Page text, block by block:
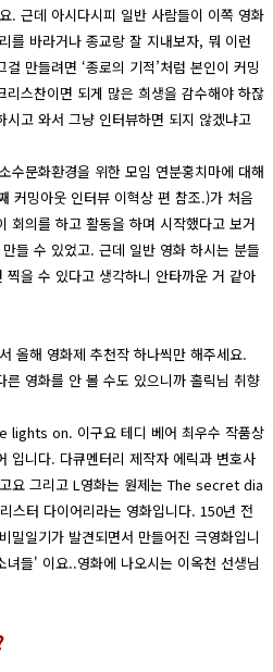
. 근데 아시다시피 일반 사람들이 이쪽 영화
를 바라거나 종교랑 잘 지내보자, 뭐 이런
만들려면 ‘종로의 기적’처럼 본인이 커밍
스찬이면 되게 많은 희생을 감수해야 하잖
고 와서 그냥 인터뷰하면 되지 않겠냐고
수문화환경을 위한 모임 연분홍치마에 대해
커밍아웃 인터뷰 이혁상 편 참조.)가 처음
회의를 하고 활동을 하며 시작했다고 보거
들 수 있었고. 근데 일반 영화 하시는 분들
을 수 있다고 생각하니 안타까운 거 같아
올해 영화제 추천작 하나씩만 해주세요.
영화를 안 볼 수도 있으니까 홀릭님 취향
lights on. 이구요 테디 베어 최우수 작품상
입니다. 다큐멘터리 제작자 에릭과 변호사
요 그리고 L영화는 원제는 The secret dia
터 다이어리라는 영화입니다. 150년 전
밀일기가 발견되면서 만들어진 극영화입니
들' 이요..영화에 나오시는 이옥천 선생님